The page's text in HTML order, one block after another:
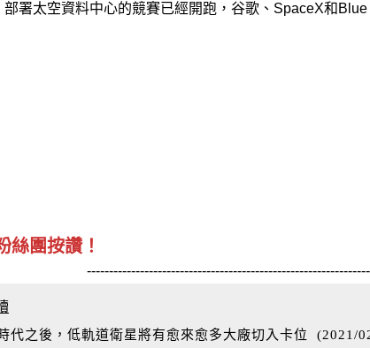
部署太空資料中心的競賽已經開跑，谷歌、SpaceX和
絲團按讚！
代之後，低軌道衛星將有愈來愈多大廠切入卡位 (2021/